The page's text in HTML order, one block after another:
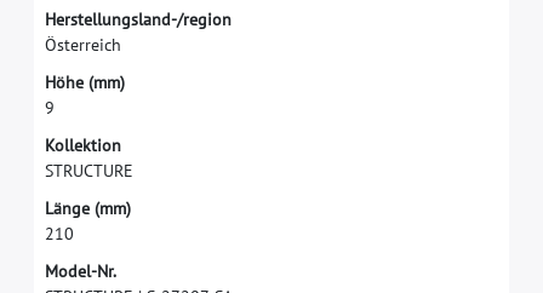
Herstellungsland-/region
Österreich
Höhe (mm)
9
Kollektion
STRUCTURE
Länge (mm)
210
Model-Nr.